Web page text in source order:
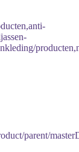
parent/